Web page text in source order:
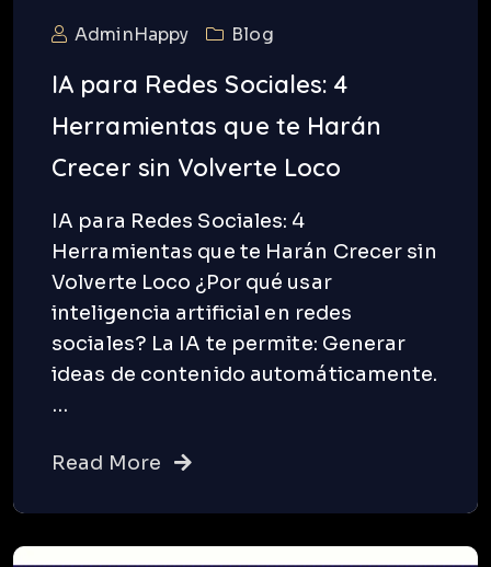
AdminHappy Blog
IA para Redes Sociales: 4
Herramientas que te Harán
Crecer sin Volverte Loco
IA para Redes Sociales: 4
Herramientas que te Harán Crecer sin
Volverte Loco ¿Por qué usar
inteligencia artificial en redes
sociales? La IA te permite: Generar
ideas de contenido automáticamente.
…
Read More